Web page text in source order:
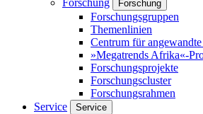
Forschung
Forschung
Forschungsgruppen
Themenlinien
Centrum für
»Megatrends Afrika«-
Forschungsprojekte
Forschungscluster
Forschungsrahmen
Service
Service